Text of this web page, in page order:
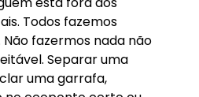
Todos fazemos
fazermos nada não
Separar uma
uma garrafa,